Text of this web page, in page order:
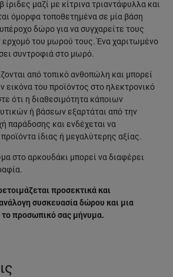
μαζί με κίτρινα τριαντάφυλλα και
όμορφα τοποθετημένα σε μία βάση
δώρο για να συγχαρείτε τους
ερχομό του μωρού τους. Ένα χαριτωμένο
συντροφιά στο μωρό.
από τοπικό ανθοπώλη και μπορεί
εικόνα του προϊόντος στο ηλεκτρονικό
ότι η διαθεσιμότητα κάποιων
ή βάσεων εξαρτάται από την
παράδοσης και ενδέχεται να
ίδιας ή μεγαλύτερης αξίας.
στο αρκουδάκι μπορεί να διαφέρει
προσεκτικά και
συσκευασία δώρου και μια
το προσωπικό σας μήνυμα.